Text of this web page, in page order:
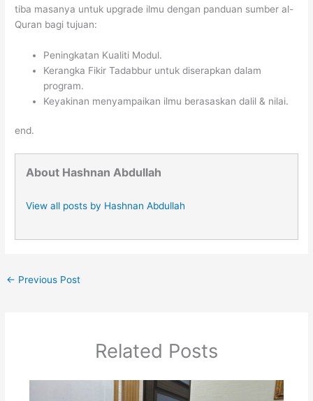
tiba masanya untuk upgrade ilmu dengan panduan sumber al-
Quran bagi tujuan:
Peningkatan Kualiti Modul.
Kerangka Fikir Tadabbur untuk diserapkan dalam
program.
Keyakinan menyampaikan ilmu berasaskan dalil & nilai.
end.
About Hashnan Abdullah
View all posts by Hashnan Abdullah
← Previous Post
Related Posts